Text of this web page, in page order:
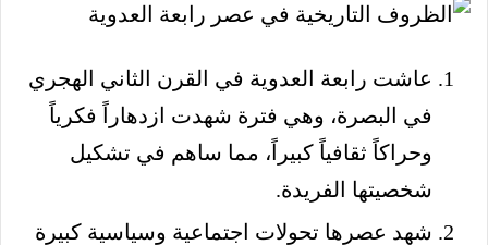
عاشت رابعة العدوية في القرن الثاني الهجري
في البصرة، وهي فترة شهدت ازدهاراً فكرياً
وحراكاً ثقافياً كبيراً، مما ساهم في تشكيل
شخصيتها الفريدة.
شهد عصرها تحولات اجتماعية وسياسية كبيرة